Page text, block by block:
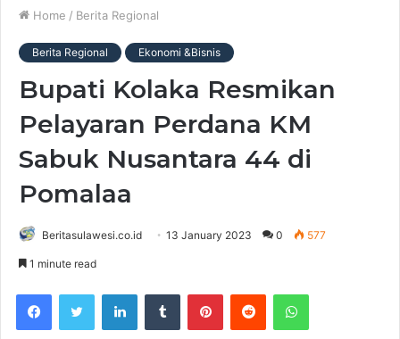
Home / Berita Regional
Berita Regional Ekonomi &Bisnis
Bupati Kolaka Resmikan
Pelayaran Perdana KM
Sabuk Nusantara 44 di
Pomalaa
Beritasulawesi.co.id 13 January 2023 0 577
1 minute read